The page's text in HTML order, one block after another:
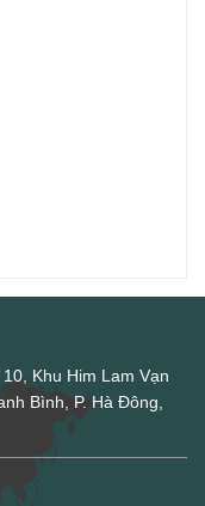
Khu Him Lam Vạn
Bình, P. Hà Đông,